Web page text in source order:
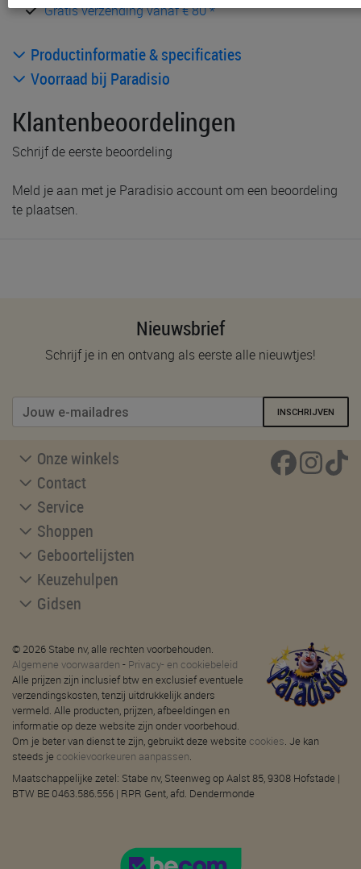
Gratis verzending vanaf € 80 *
Productinformatie & specificaties
Voorraad bij Paradisio
Klantenbeoordelingen
Schrijf de eerste beoordeling
Meld je aan met je Paradisio account om een beoordeling
te plaatsen.
Nieuwsbrief
Schrijf je in en ontvang als eerste alle nieuwtjes!
INSCHRIJVEN
Onze winkels
Contact
Service
Shoppen
Geboortelijsten
Keuzehulpen
Gidsen
© 2026 Stabe nv, alle rechten voorbehouden.
Algemene voorwaarden - Privacy- en cookiebeleid
Alle prijzen zijn inclusief btw en exclusief eventuele
verzendingskosten, tenzij uitdrukkelijk anders
vermeld. Alle producten, prijzen, afbeeldingen en
informatie op deze website zijn onder voorbehoud.
Om je beter van dienst te zijn, gebruikt deze website cookies. Je kan
steeds je cookievoorkeuren aanpassen.
Maatschappelijke zetel: Stabe nv, Steenweg op Aalst 85, 9308 Hofstade |
BTW BE 0463.586.556 | RPR Gent, afd. Dendermonde